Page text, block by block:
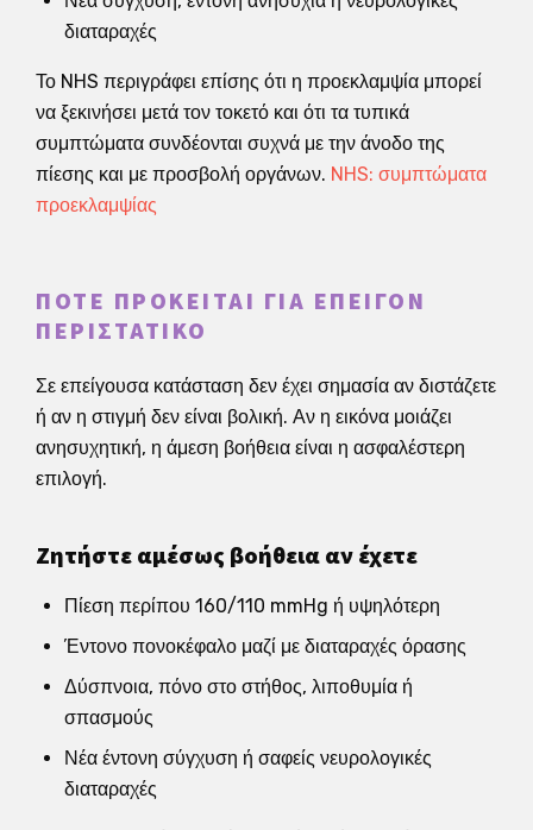
διαταραχές
Το NHS περιγράφει επίσης ότι η προεκλαμψία μπορεί
να ξεκινήσει μετά τον τοκετό και ότι τα τυπικά
συμπτώματα συνδέονται συχνά με την άνοδο της
πίεσης και με προσβολή οργάνων. NHS: συμπτώματα
προεκλαμψίας
ΠΌΤΕ ΠΡΌΚΕΙΤΑΙ ΓΙΑ ΕΠΕΊΓΟΝ
ΠΕΡΙΣΤΑΤΙΚΌ
Σε επείγουσα κατάσταση δεν έχει σημασία αν διστάζετε
ή αν η στιγμή δεν είναι βολική. Αν η εικόνα μοιάζει
ανησυχητική, η άμεση βοήθεια είναι η ασφαλέστερη
επιλογή.
Ζητήστε αμέσως βοήθεια αν έχετε
Πίεση περίπου 160/110 mmHg ή υψηλότερη
Έντονο πονοκέφαλο μαζί με διαταραχές όρασης
Δύσπνοια, πόνο στο στήθος, λιποθυμία ή
σπασμούς
Νέα έντονη σύγχυση ή σαφείς νευρολογικές
διαταραχές